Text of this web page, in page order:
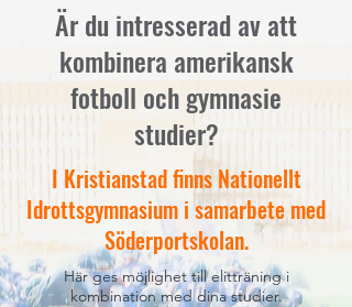
Är du intresserad av att
kombinera amerikansk
fotboll och gymnasie
studier?
I Kristianstad finns Nationellt
Idrottsgymnasium i samarbete med
Söderportskolan.
Här ges möjlighet till elitträning i
kombination med dina studier.